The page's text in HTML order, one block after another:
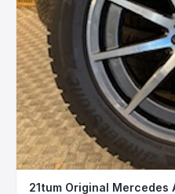
21tum Original
21tum Original